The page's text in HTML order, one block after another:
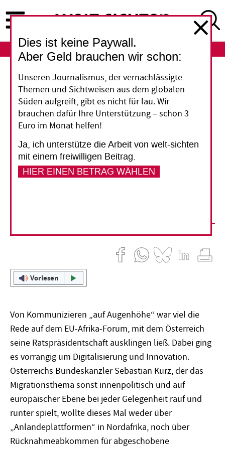
zum
Inhalt
ABO
EU-Afrika-Forum
Teilweise auf Augenhöhe
Österreich hat seine EU-Ratspräsidentschaft mit
einem Afrika-Forum in Wien beendet. Eine
gleichberechtigte Partnerschaft sollte
demonstriert werden - aber natürlich ging es
21. Dezember 2018 Ralf Leonhard
Vorlesen
Von Kommunizieren „auf Augenhöhe“ war viel die
Rede auf dem EU-Afrika-Forum, mit dem Österreich
seine Ratspräsidentschaft ausklingen ließ. Dabei ging
es vorrangig um Digitalisierung und Innovation.
Österreichs Bundeskanzler Sebastian Kurz, der das
Migrationsthema sonst innenpolitisch und auf
europäischer Ebene bei jeder Gelegenheit rauf und
runter spielt, wollte dieses Mal weder über
„Anlandeplattformen“ in Nordafrika, noch über
Rücknahmeabkommen für abgeschobene
Dies ist keine Paywall.
Aber Geld brauchen wir schon:
Unseren Journalismus, der vernachlässigte
Themen und Sichtweisen aus dem globalen
Süden aufgreift, gibt es nicht für lau. Wir
brauchen dafür Ihre Unterstützung – schon 3
Euro im Monat helfen!
Ja, ich unterstütze die Arbeit von welt-sichten
mit einem freiwilligen Beitrag.
HIER EINEN BETRAG WÄHLEN